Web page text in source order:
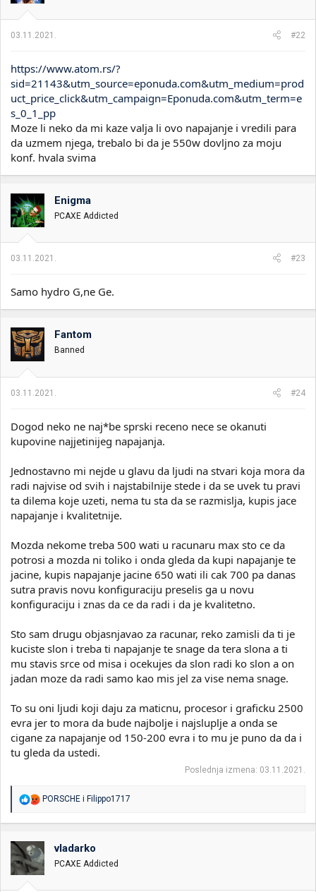
n
j
:
03.11.2021. #22
https://www.atom.rs/?
sid=21143&utm_source=eponuda.com&utm_medium=prod
uct_price_click&utm_campaign=Eponuda.com&utm_term=e
s_0_1_pp
Moze li neko da mi kaze valja li ovo napajanje i vredili para
da uzmem njega, trebalo bi da je 550w dovljno za moju
konf. hvala svima
Enigma
PCAXE Addicted
03.11.2021. #23
Samo hydro G,ne Ge.
Fantom
Banned
03.11.2021. #24
Dogod neko ne naj*be sprski receno nece se okanuti
kupovine najjetinijeg napajanja.
Jednostavno mi nejde u glavu da ljudi na stvari koja mora da
radi najvise od svih i najstabilnije stede i da se uvek tu pravi
ta dilema koje uzeti, nema tu sta da se razmislja, kupis jace
napajanje i kvalitetnije.
Mozda nekome treba 500 wati u racunaru max sto ce da
potrosi a mozda ni toliko i onda gleda da kupi napajanje te
jacine, kupis napajanje jacine 650 wati ili cak 700 pa danas
sutra pravis novu konfiguraciju preselis ga u novu
konfiguraciju i znas da ce da radi i da je kvalitetno.
Sto sam drugu objasnjavao za racunar, reko zamisli da ti je
kuciste slon i treba ti napajanje te snage da tera slona a ti
mu stavis srce od misa i ocekujes da slon radi ko slon a on
jadan moze da radi samo kao mis jel za vise nema snage.
To su oni ljudi koji daju za maticnu, procesor i graficku 2500
evra jer to mora da bude najbolje i najsluplje a onda se
cigane za napajanje od 150-200 evra i to mu je puno da da i
tu gleda da ustedi.
Poslednja izmena: 03.11.2021.
R
a
o
v
a
n
j
PORSCHE i Filippo1717
vladarko
PCAXE Addicted